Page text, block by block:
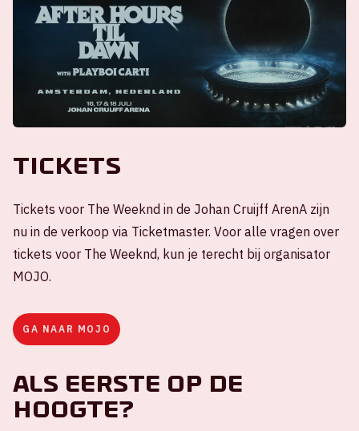
Tickets
Tickets voor The Weeknd in de Johan Cruijff ArenA zijn
nu in de verkoop via Ticketmaster. Voor alle vragen over
tickets voor The Weeknd, kun je terecht bij organisator
MOJO.
GA NAAR MOJO
Als eerste op de
hoogte?